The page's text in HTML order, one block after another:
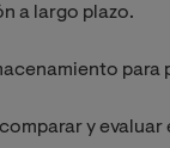
a largo plazo.
y